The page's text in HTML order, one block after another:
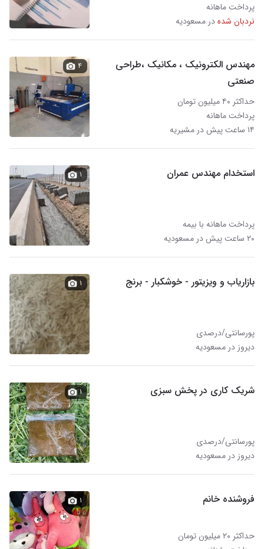
پرداخت ماهانه
نردبان شدهدر مسعودیه
مهندس الکترونیک ، مکانیک ،طراحی
صنعتی
حداکثر ۴۰ میلیون تومان
پرداخت ماهانه
۱۴ ساعت پیش در مشیریه
۴
استخدام مهندس عمران
پرداخت ماهانه با بیمه
۲۰ ساعت پیش در مسعودیه
۱
بازاریاب و ویزیتور - خوشکبار - برنج
پورسانتی/درصدی
دیروز در مسعودیه
۱
شریک کاری در پخش سبزی
پورسانتی/درصدی
دیروز در مسعودیه
۱
فروشنده خانم
حداکثر ۲۰ میلیون تومان
۱